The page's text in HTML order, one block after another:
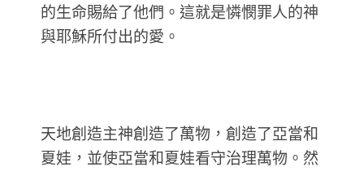
的生命賜給了他們。這就是憐憫罪人的神
與耶穌所付出的愛。
天地創造主神創造了萬物，創造了亞當和
夏娃，並使亞當和夏娃看守治理萬物。然